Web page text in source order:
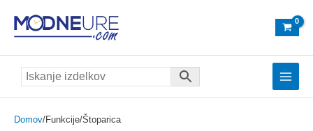
content
Main
Domov/Funkcije/Štoparica